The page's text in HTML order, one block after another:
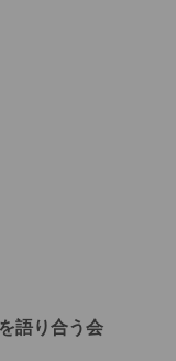
語り合う会